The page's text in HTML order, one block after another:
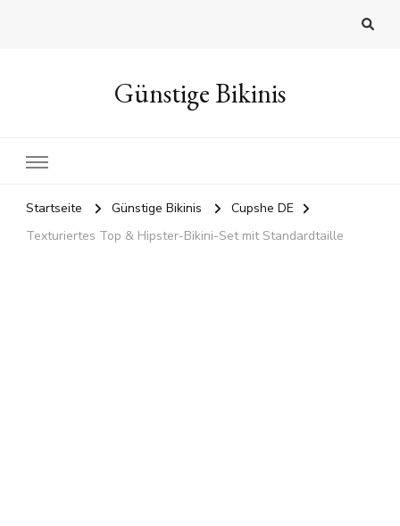
Günstige Bikinis
Startseite Günstige Bikinis
Cupshe DE
Texturiertes Top & Hipster-Bikini-Set mit Standardtaille